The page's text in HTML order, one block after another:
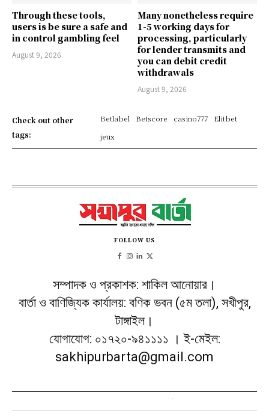
Through these tools,
users is be sure a safe and
in control gambling feel
August 9, 2026
Many nonetheless require
1-5 working days for
processing, particularly
for lender transmits and
you can debit credit
withdrawals
August 9, 2026
Check out other
tags:
Betlabel Betscore casino777
Elitbet
jeux
FOLLOW US
সম্পাদক ও প্রকাশক: শাকিল আনোয়ার।
বার্তা ও বাণিজ্যিক কার্যালয়: বণিক ভবন (৫ম তলা), সখীপুর,
টাঙ্গাইল।
যোগাযোগ: ০১৭২০-৯৪১১১১ । ই-মেইল:
sakhipurbarta@gmail.com